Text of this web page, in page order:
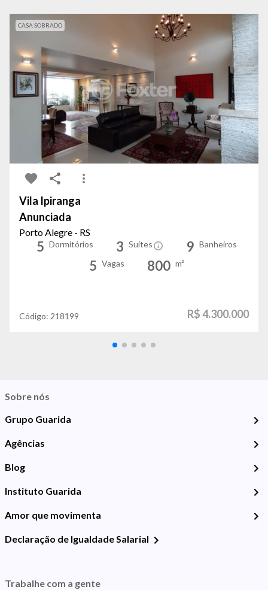
CASA SOBRADO
Vila Ipiranga
Anunciada
Porto Alegre - RS
5 Dormitórios 3 Suítes 9 Banheiros
5 Vagas 800 m²
Código: 218199 R$ 4.300.000
Sobre nós
Grupo Guarida
Agências
Blog
Instituto Guarida
Amor que movimenta
Declaração de Igualdade Salarial
Trabalhe com a gente